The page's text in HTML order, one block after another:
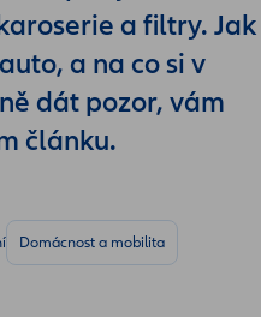
a filtry. Jak
a na co si v
dát pozor, vám
článku.
Domácnost a mobilita